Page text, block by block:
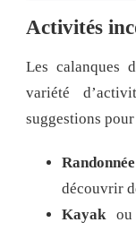
Activités
Les calanques
variété
suggestions
Randonnée
découvrir
Kayakou